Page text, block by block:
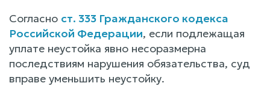
Согласно ст. 333 Гражданского кодекса
Российской Федерации, если подлежащая
уплате неустойка явно несоразмерна
последствиям нарушения обязательства, суд
вправе уменьшить неустойку.